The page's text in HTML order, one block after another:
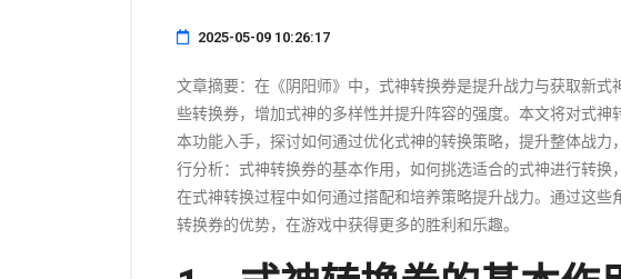
2025-05-09 10:26:17
文章摘要：在《阴阳师》中，式神转换券是提升战力与获取新
些转换券，增加式神的多样性并提升阵容的强度。本文将对式
本功能入手，探讨如何通过优化式神的转换策略，提升整体战
行分析：式神转换券的基本作用，如何挑选适合的式神进行转换
在式神转换过程中如何通过搭配和培养策略提升战力。通过这些
转换券的优势，在游戏中获得更多的胜利和乐趣。